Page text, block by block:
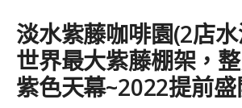
淡水紫藤咖啡園(2店
世界最大紫藤棚架，
紫色天幕~2022提前盛